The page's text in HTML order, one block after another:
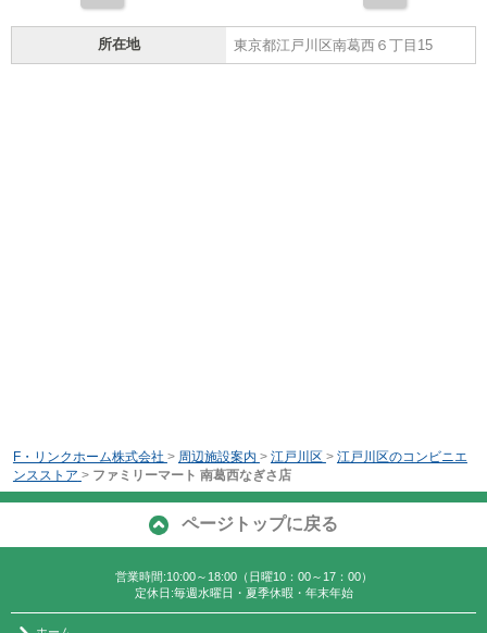
所在地 東京都江戸川区南葛西６丁目15
F・リンクホーム株式会社 > 周辺施設案内 > 江戸川区 > 江戸川区のコンビニエ
ンスストア > ファミリーマート 南葛西なぎさ店
ページトップに戻る
営業時間:10:00～18:00（日曜10：00～17：00）
定休日:毎週水曜日・夏季休暇・年末年始